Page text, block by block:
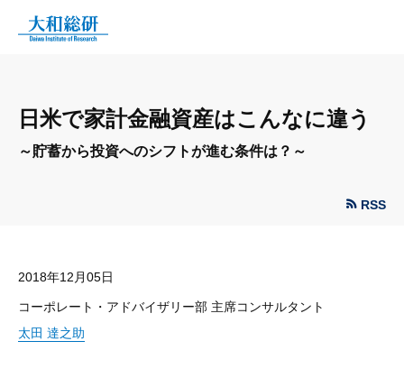
日米で家計金融資産はこんなに違う
～貯蓄から投資へのシフトが進む条件は？～
RSS
2018年12月05日
コーポレート・アドバイザリー部 主席コンサルタント
太田 達之助